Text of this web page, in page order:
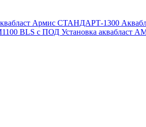
Армис СТАНДАРТ-1300
BLS с ПОД Установка аквабласт